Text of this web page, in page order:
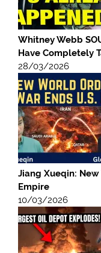
Whitney Webb
Have Completely
28/03/2026
Jiang Xueqin: New
Empire
10/03/2026